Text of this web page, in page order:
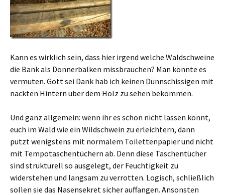
Kann es wirklich sein, dass hier irgend welche Waldschweine
die Bank als Donnerbalken missbrauchen? Man könnte es
vermuten. Gott sei Dank hab ich keinen Dünnschissigen mit
nackten Hintern über dem Holz zu sehen bekommen.
Und ganz allgemein: wenn ihr es schon nicht lassen könnt,
euch im Wald wie ein Wildschwein zu erleichtern, dann
putzt wenigstens mit normalem Toilettenpapier und nicht
mit Tempotaschentüchern ab. Denn diese Taschentücher
sind strukturell so ausgelegt, der Feuchtigkeit zu
widerstehen und langsam zu verrotten. Logisch, schließlich
sollen sie das Nasensekret sicher auffangen. Ansonsten